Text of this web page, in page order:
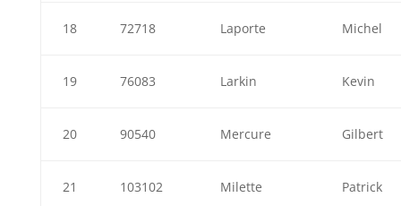
18 72718 Laporte Michel
19 76083 Larkin Kevin
20 90540 Mercure Gilbert
21 103102 Milette Patrick